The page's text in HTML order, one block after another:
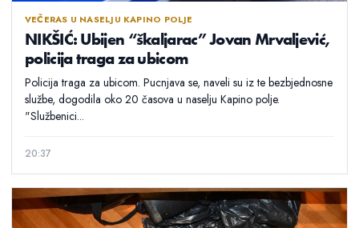
VEČERAS U NASELJU KAPINO POLJE
NIKŠIĆ: Ubijen “škaljarac” Jovan Mrvaljević,
policija traga za ubicom
Policija traga za ubicom. Pucnjava se, naveli su iz te bezbjednosne
službe, dogodila oko 20 časova u naselju Kapino polje.
"Službenici...
20:37